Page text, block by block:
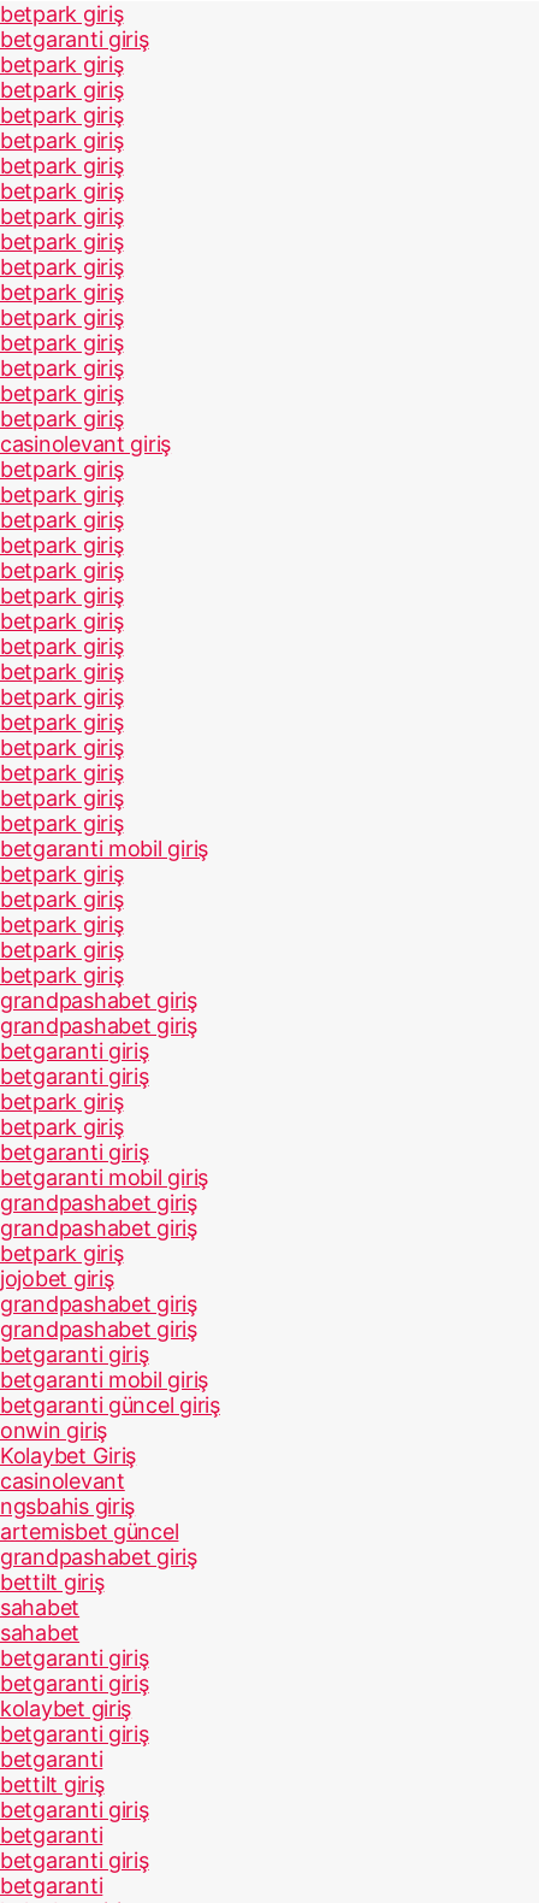
betpark giriş
betgaranti giriş
betpark giriş
betpark giriş
betpark giriş
betpark giriş
betpark giriş
betpark giriş
betpark giriş
betpark giriş
betpark giriş
betpark giriş
betpark giriş
betpark giriş
betpark giriş
betpark giriş
betpark giriş
casinolevant giriş
betpark giriş
betpark giriş
betpark giriş
betpark giriş
betpark giriş
betpark giriş
betpark giriş
betpark giriş
betpark giriş
betpark giriş
betpark giriş
betpark giriş
betpark giriş
betpark giriş
betpark giriş
betgaranti mobil giriş
betpark giriş
betpark giriş
betpark giriş
betpark giriş
betpark giriş
grandpashabet giriş
grandpashabet giriş
betgaranti giriş
betgaranti giriş
betpark giriş
betpark giriş
betgaranti giriş
betgaranti mobil giriş
grandpashabet giriş
grandpashabet giriş
betpark giriş
jojobet giriş
grandpashabet giriş
grandpashabet giriş
betgaranti giriş
betgaranti mobil giriş
betgaranti güncel giriş
onwin giriş
Kolaybet Giriş
casinolevant
ngsbahis giriş
artemisbet güncel
grandpashabet giriş
bettilt giriş
sahabet
sahabet
betgaranti giriş
betgaranti giriş
kolaybet giriş
betgaranti giriş
betgaranti
bettilt giriş
betgaranti giriş
betgaranti
betgaranti giriş
betgaranti